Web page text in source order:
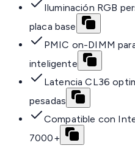
Iluminación RGB
placa base
PMIC on-DIMM
inteligente
Latencia CL36
pesadas
Compatible con
7000+